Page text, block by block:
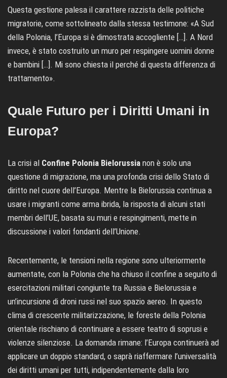
Questa gestione palesa il carattere razzista delle politiche
migratorie, come sottolineato dalla stessa testimone: «A Sud
della Polonia, l’Europa si è dimostrata accogliente […]. A Nord
invece, è stato costruito un muro per respingere uomini donne
e bambini […]. Mi sono chiesta il perché di questa differenza di
trattamento».
Quale Futuro per i Diritti Umani in
Europa?
La crisi al Confine Polonia Bielorussia non è solo una
questione di migrazione, ma una profonda crisi dello Stato di
diritto nel cuore dell’Europa. Mentre la Bielorussia continua a
usare i migranti come arma ibrida, la risposta di alcuni stati
membri dell’UE, basata su muri e respingimenti, mette in
discussione i valori fondanti dell’Unione.
Recentemente, le tensioni nella regione sono ulteriormente
aumentate, con la Polonia che ha chiuso il confine a seguito di
esercitazioni militari congiunte tra Russia e Bielorussia e
un’incursione di droni russi nel suo spazio aereo. In questo
clima di crescente militarizzazione, le foreste della Polonia
orientale rischiano di continuare a essere teatro di soprusi e
violenze silenziose. La domanda rimane: l’Europa continuerà ad
applicare un doppio standard, o saprà riaffermare l’universalità
dei diritti umani per tutti, indipendentemente dalla loro